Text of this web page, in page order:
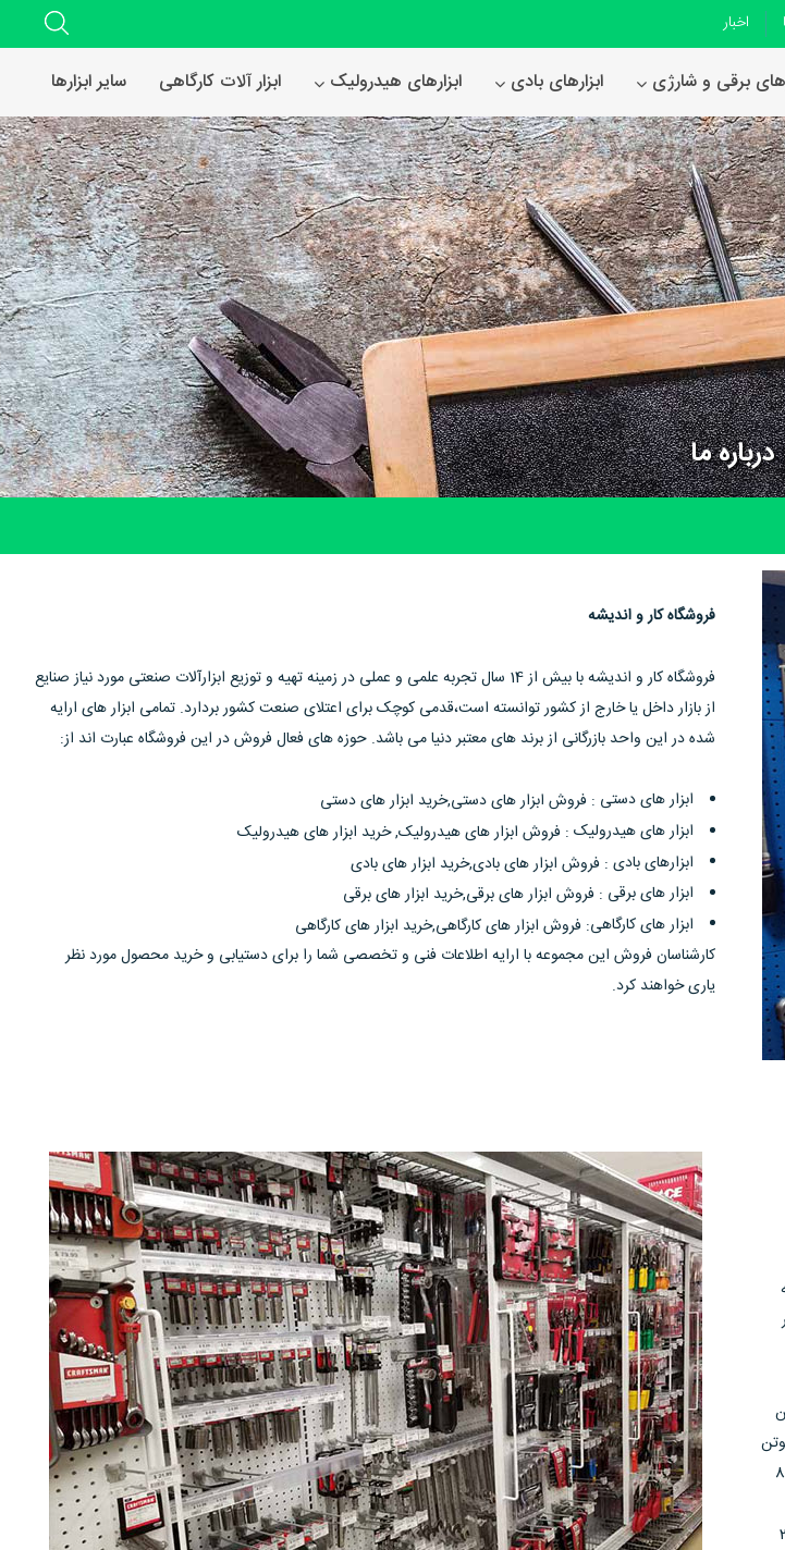
برقی و شارژی ابزارهای بادی ابزارهای هیدرولیک ابزار آلات کارگاهی سایر ابزارها
اخبار
درباره ما
فروشگاه کار و اندیشه
فروشگاه کار و اندیشه با بیش از 14 سال تجربه علمی و عملی در زمینه تهیه و توزیع ابزارآلات صنعتی مورد نیاز صنایع
از بازار داخل یا خارج از کشور توانسته است،قدمی کوچک برای اعتلای صنعت کشور بردارد. تمامی ابزار های ارایه
شده در این واحد بازرگانی از برند های معتبر دنیا می باشد. حوزه های فعال فروش در این فروشگاه عبارت اند از:
ابزار های دستی : فروش ابزار های دستی,خرید ابزار های دستی
ابزار های هیدرولیک : فروش ابزار های هیدرولیک, خرید ابزار های هیدرولیک
ابزارهای بادی : فروش ابزار های بادی,خرید ابزار های بادی
ابزار های برقی : فروش ابزار های برقی,خرید ابزار های برقی
ابزار های کارگاهی: فروش ابزار های کارگاهی,خرید ابزار های کارگاهی
کارشناسان فروش این مجموعه با ارایه اطلاعات فنی و تخصصی شما را برای دستیابی و خرید محصول مورد نظر
یاری خواهند کرد.
متر,200-40 نیوتن
نیوتن متر,850-100 نیوتن متر,1400-200 نیوتن متر,2100-700 نیوتن
نیوتن متر,340-60 نیوتن متر,400-80
20 کیلو,ترکمتر 30